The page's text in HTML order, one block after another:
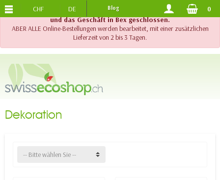
!! Wichtig !! Bis am 20. August 2026 sind der Telefonsupport
und das Geschäft in Bex geschlossen.
ABER ALLE Online-Bestellungen werden bearbeitet, mit einer zusätzlichen
Lieferzeit von 2 bis 3 Tagen.
KOSTENLOSER VERSAND AB 120.-
CHF DE Blog 0
Dekoration
-- Bitte wählen Sie --